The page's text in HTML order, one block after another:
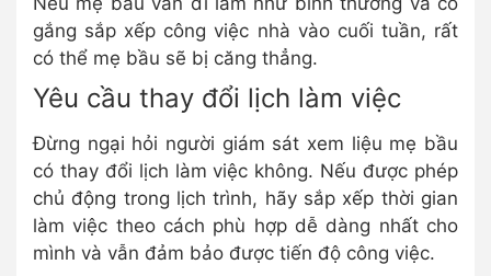
gắng sắp xếp công việc nhà vào cuối tuần, rất
có thể mẹ bầu sẽ bị căng thẳng.
Yêu cầu thay đổi lịch làm việc
Đừng ngại hỏi người giám sát xem liệu mẹ bầu
có thay đổi lịch làm việc không. Nếu được phép
chủ động trong lịch trình, hãy sắp xếp thời gian
làm việc theo cách phù hợp dễ dàng nhất cho
mình và vẫn đảm bảo được tiến độ công việc.